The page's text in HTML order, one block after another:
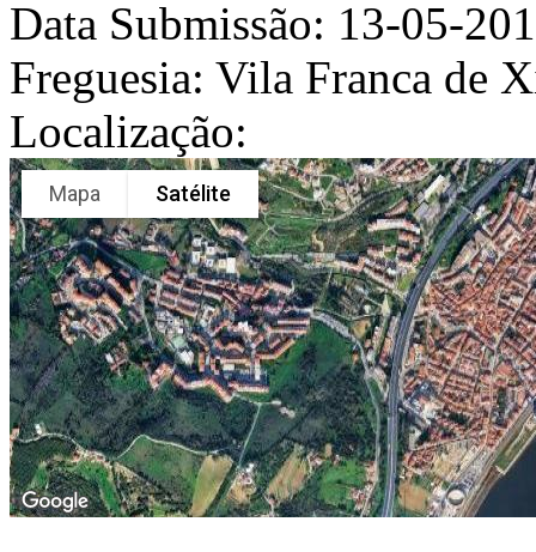
Data Submissão: 13-05-
Freguesia: Vila Franca de
Localização:
Mapa Satélite